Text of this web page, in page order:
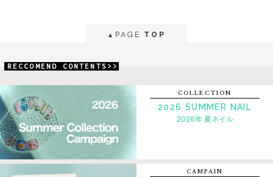
▲ PAGE TOP
RECCOMEND CONTENTS>>
COLLECTION
2026 SUMMER NAIL
2026年 夏ネイル
CAMPAIN